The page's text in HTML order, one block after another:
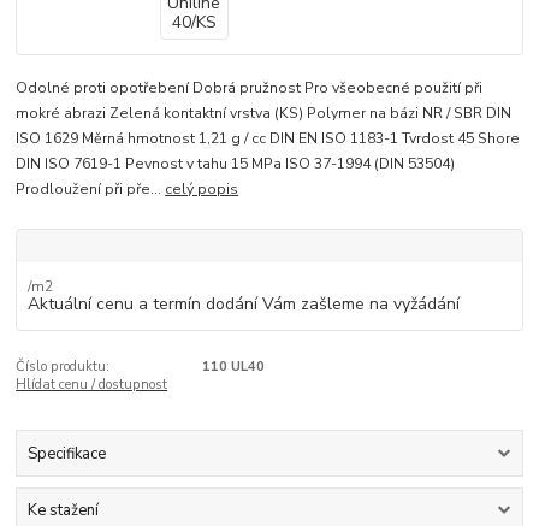
Odolné proti opotřebení Dobrá pružnost Pro všeobecné použití při
mokré abrazi Zelená kontaktní vrstva (KS) Polymer na bázi NR / SBR DIN
ISO 1629 Měrná hmotnost 1,21 g / cc DIN EN ISO 1183-1 Tvrdost 45 Shore
DIN ISO 7619-1 Pevnost v tahu 15 MPa ISO 37-1994 (DIN 53504)
Prodloužení při pře... celý popis
/m2
Aktuální cenu a termín dodání Vám zašleme na vyžádání
Číslo produktu:
110 UL40
Hlídat cenu / dostupnost
Specifikace
Ke stažení